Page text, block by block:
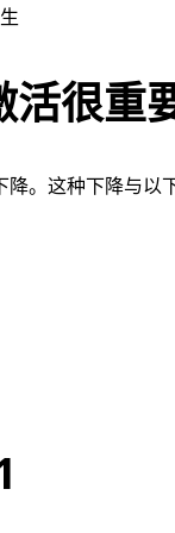
很重
。这种下降与以